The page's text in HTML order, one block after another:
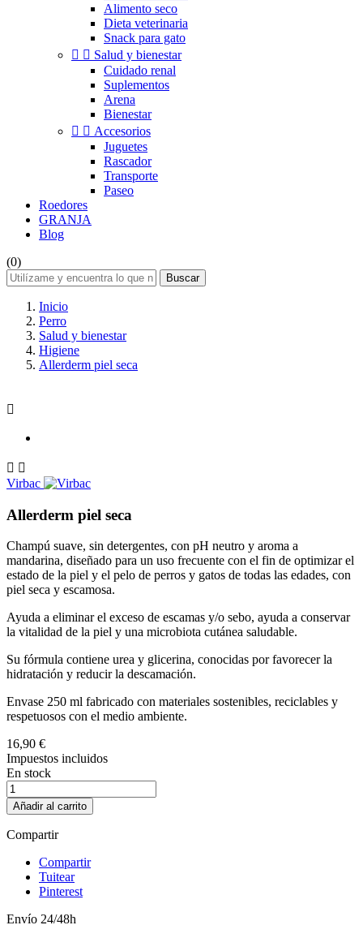
Alimento seco
Dieta veterinaria
Snack para gato
  Salud y bienestar
Cuidado renal
Suplementos
Arena
Bienestar
  Accesorios
Juguetes
Rascador
Transporte
Paseo
Roedores
GRANJA
Blog
(0)
Buscar
Inicio
Perro
Salud y bienestar
Higiene
Allerderm piel seca

 
Virbac
Allerderm piel seca
Champú suave, sin detergentes, con pH neutro y aroma a
mandarina, diseñado para un uso frecuente con el fin de optimizar el
estado de la piel y el pelo de perros y gatos de todas las edades, con
piel seca y escamosa.
Ayuda a eliminar el exceso de escamas y/o sebo, ayuda a conservar
la vitalidad de la piel y una microbiota cutánea saludable.
Su fórmula contiene urea y glicerina, conocidas por favorecer la
hidratación y reducir la descamación.
Envase 250 ml fabricado con materiales sostenibles, reciclables y
respetuosos con el medio ambiente.
16,90 €
Impuestos incluidos
En stock
Añadir al carrito
Compartir
Compartir
Tuitear
Pinterest
Envío 24/48h